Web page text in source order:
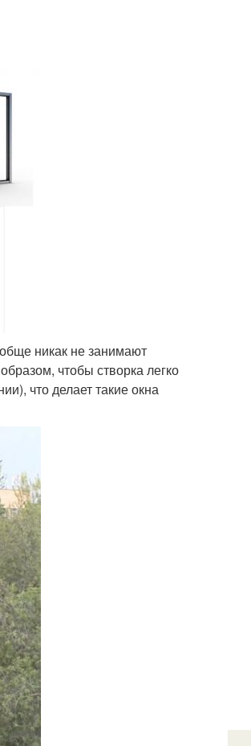
никак не занимают
чтобы створка легко
что делает такие окна